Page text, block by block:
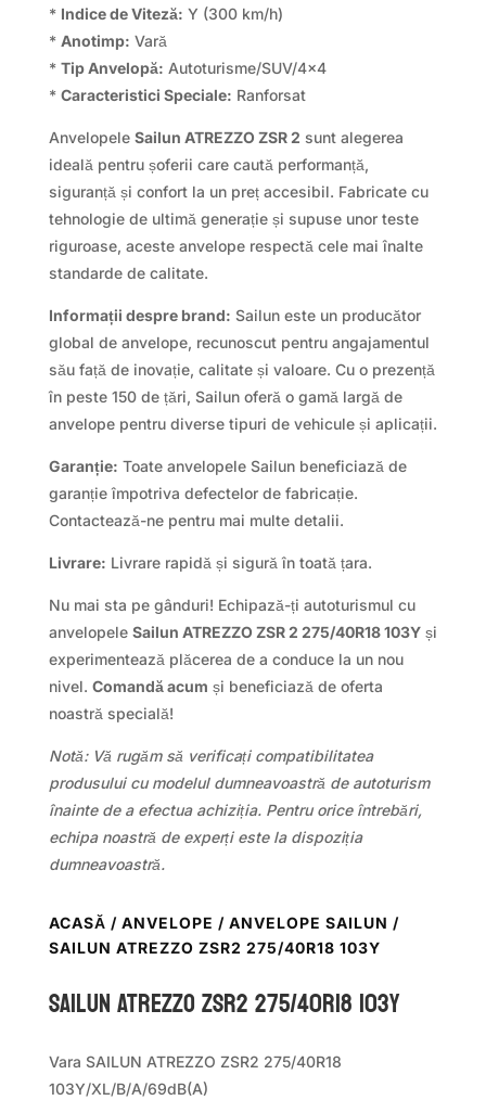
* Indice de Viteză: Y (300 km/h)
* Anotimp: Vară
* Tip Anvelopă: Autoturisme/SUV/4×4
* Caracteristici Speciale: Ranforsat
Anvelopele Sailun ATREZZO ZSR 2 sunt alegerea
ideală pentru șoferii care caută performanță,
siguranță și confort la un preț accesibil. Fabricate cu
tehnologie de ultimă generație și supuse unor teste
riguroase, aceste anvelope respectă cele mai înalte
standarde de calitate.
Informații despre brand: Sailun este un producător
global de anvelope, recunoscut pentru angajamentul
său față de inovație, calitate și valoare. Cu o prezență
în peste 150 de țări, Sailun oferă o gamă largă de
anvelope pentru diverse tipuri de vehicule și aplicații.
Garanție: Toate anvelopele Sailun beneficiază de
garanție împotriva defectelor de fabricație.
Contactează-ne pentru mai multe detalii.
Livrare: Livrare rapidă și sigură în toată țara.
Nu mai sta pe gânduri! Echipază-ți autoturismul cu
anvelopele Sailun ATREZZO ZSR 2 275/40R18 103Yși
experimentează plăcerea de a conduce la un nou
nivel. Comandă acum și beneficiază de oferta
noastră specială!
Notă: Vă rugăm să verificați compatibilitatea
produsului cu modelul dumneavoastră de autoturism
înainte de a efectua achiziția. Pentru orice întrebări,
echipa noastră de experți este la dispoziția
dumneavoastră.
ACASĂ / ANVELOPE / ANVELOPE SAILUN /
SAILUN ATREZZO ZSR2 275/40R18 103Y
Sailun ATREZZO ZSR2 275/40R18 103Y
Vara SAILUN ATREZZO ZSR2 275/40R18
103Y/XL/B/A/69dB(A)